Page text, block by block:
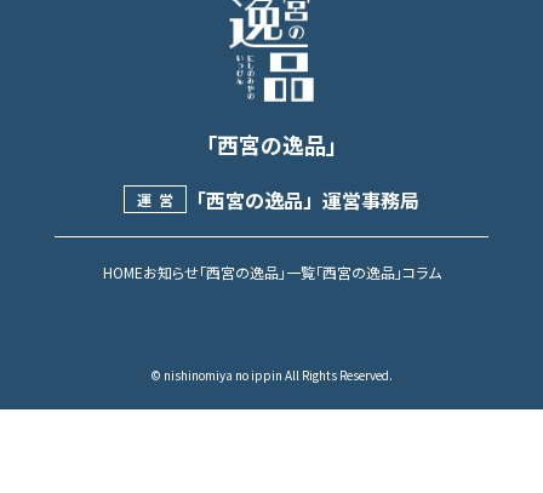
「西宮の逸品」
運営 「西宮の逸品」運営事務局
HOMEお知らせ「西宮の逸品」一覧「西宮の逸品」コラム
© nishinomiya no ippin All Rights Reserved.